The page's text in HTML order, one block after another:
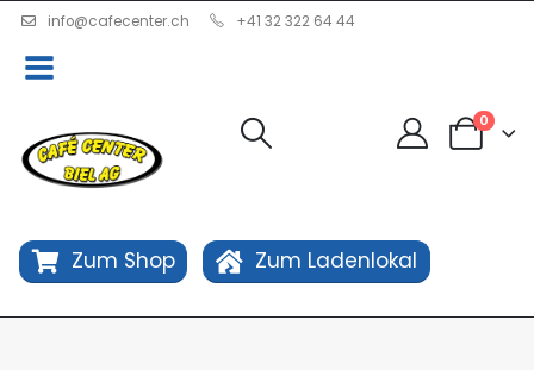
info@cafecenter.ch +41 32 322 64 44
0
Zum Shop Zum Ladenlokal